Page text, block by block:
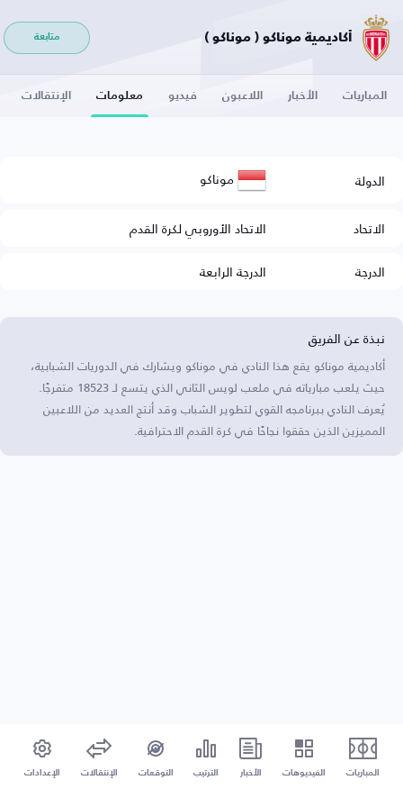
أكاديمية موناكو ( موناكو ) متابعة
المباريات الأخبار اللاعبون فيديو معلومات الإنتقالات
الدولة موناكو
الاتحاد
الاتحاد الأوروبي لكرة القدم
الدرجة
الدرجة الرابعة
نبذة عن الفريق
أكاديمية موناكو يقع هذا النادي في موناكو ويشارك في الدوريات الشبابية،
حيث يلعب مبارياته في ملعب لويس الثاني الذي يتسع لـ 18523 متفرجًا.
يُعرف النادي ببرنامجه القوي لتطوير الشباب وقد أنتج العديد من اللاعبين
المميزين الذين حققوا نجاحًا في كرة القدم الاحترافية.
المباريات الفيديوهات الأخبار الترتيب التوقعات الإنتقالات الإعدادات